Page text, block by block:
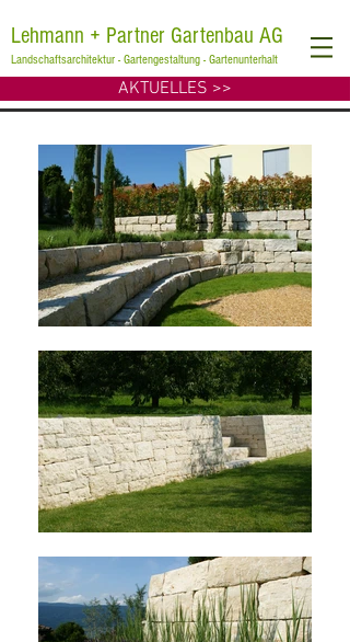
Lehmann + Partner Gartenbau AG
Landschaftsarchitektur - Gartengestaltung - Gartenunterhalt
AKTUELLES >>